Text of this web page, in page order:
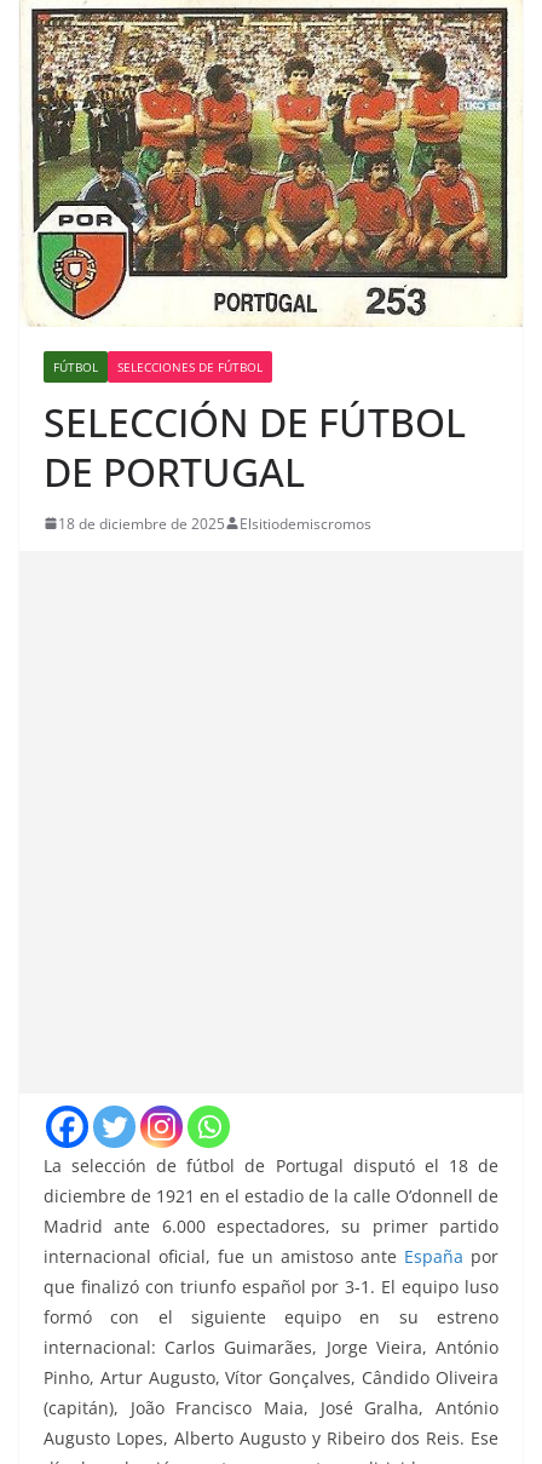
FÚTBOL SELECCIONES DE FÚTBOL
SELECCIÓN DE FÚTBOL
DE PORTUGAL
18 de diciembre de 2025 Elsitiodemiscromos
La selección de fútbol de Portugal disputó el 18 de
diciembre de 1921 en el estadio de la calle O’donnell de
Madrid ante 6.000 espectadores, su primer partido
internacional oficial, fue un amistoso ante España por
que finalizó con triunfo español por 3-1. El equipo luso
formó con el siguiente equipo en su estreno
internacional: Carlos Guimarães, Jorge Vieira, António
Pinho, Artur Augusto, Vítor Gonçalves, Cândido Oliveira
(capitán), João Francisco Maia, José Gralha, António
Augusto Lopes, Alberto Augusto y Ribeiro dos Reis. Ese